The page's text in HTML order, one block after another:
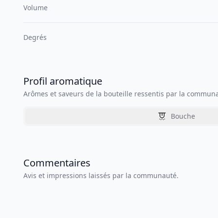
Volume
Degrés
Profil aromatique
Arômes et saveurs de la bouteille ressentis par la
Bouche
Commentaires
Avis et impressions laissés par la communauté.